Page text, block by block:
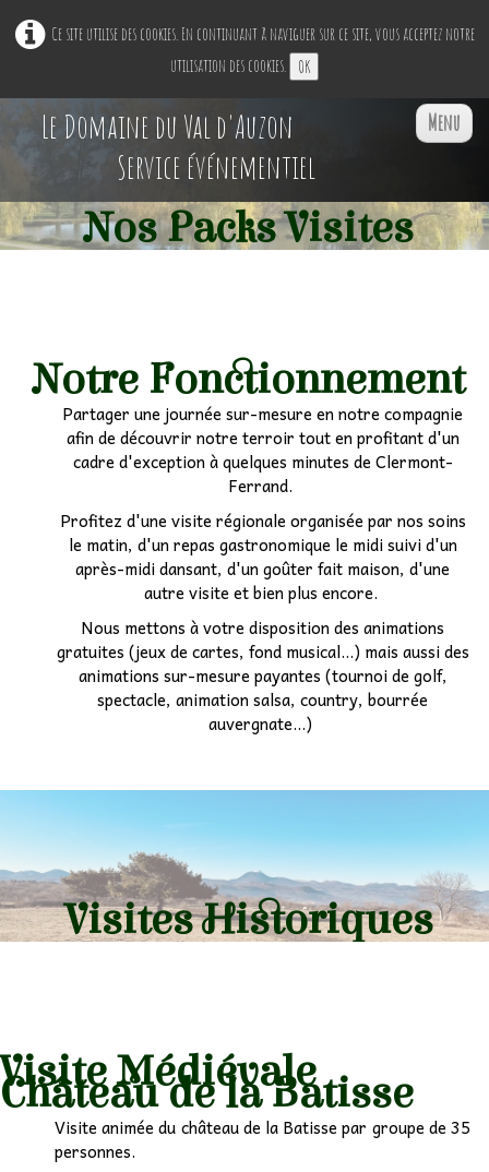
Ce site utilise des cookies. En continuant à naviguer sur ce site, vous acceptez notre
utilisation des cookies. OK
Le Domaine du Val d'Auzon
Service événementiel
Menu
Accueil
Professionnels▼
Particuliers▼
Etudiants
Associatif
Autocariste ▼
Nos Packs Visites
Notre Fonctionnement
Partager une journée sur-mesure en notre compagnie
afin de découvrir notre terroir tout en profitant d'un
cadre d'exception à quelques minutes de Clermont-
Ferrand.
Profitez d'une visite régionale organisée par nos soins
le matin, d'un repas gastronomique le midi suivi d'un
après-midi dansant, d'un goûter fait maison, d'une
autre visite et bien plus encore.
Nous mettons à votre disposition des animations
gratuites (jeux de cartes, fond musical...) mais aussi des
animations sur-mesure payantes (tournoi de golf,
spectacle, animation salsa, country, bourrée
auvergnate...)
Visites Historiques
Visite Médiévale
Château de la Batisse
Visite animée du château de la Batisse par groupe de 35
personnes.